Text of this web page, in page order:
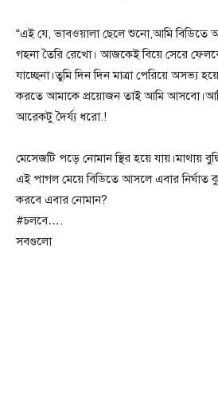
“এই যে, ভাবওয়ালা ছেলে শুনো,আমি বিডিতে
গহনা তৈরি রেখো। আজকেই বিয়ে সেরে
যাচ্ছেনা।তুমি দিন দিন মাত্রা পেরিয়ে অসভ্য
করতে আমাকে প্রয়োজন তাই আমি
আরেকটু দৈর্য্য ধরো.!
মেসেজটি পড়ে নোমান স্থির হয়ে যায়।মাথায়
এই পাগল মেয়ে বিডিতে আসলে এবার নির্ঘাত
করবে এবার নোমান?
#চলবে….
সবগুলো